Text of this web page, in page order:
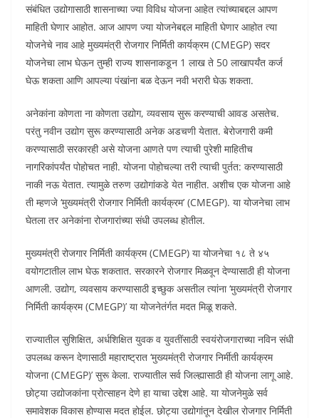
संबंधित उद्योगासाठी शासनाच्या ज्या विविध योजना आहेत त्यांच्याबद्दल आपण
माहिती घेणार आहोत. आज आपण ज्या योजनेबद्दल माहिती घेणार आहोत त्या
योजनेचे नाव आहे मुख्यमंत्री रोजगार निर्मिती कार्यक्रम (CMEGP) सदर
योजनेचा लाभ घेऊन तुम्ही राज्य शासनाकडून 1 लाख ते 50 लाखापर्यंत कर्ज
घेऊ शकता आणि आपल्या पंखांना बळ देऊन नवी भरारी घेऊ शकता.
अनेकांना कोणता ना कोणता उद्योग, व्यवसाय सुरू करण्याची आवड असतेच.
परंतु नवीन उद्योग सुरू करण्यासाठी अनेक अडचणी येतात. बेरोजगारी कमी
करण्यासाठी सरकारही असे योजना आणते पण त्याची पुरेशी माहितीच
नागरिकांपर्यंत पोहोचत नाही. योजना पोहोचल्या तरी त्याची पुर्तत: करण्यासाठी
नाकी नऊ येतात. त्यामुळे तरुण उद्योगांकडे येत नाहीत. अशीच एक योजना आहे
ती म्हणजे ‘मुख्यमंत्री रोजगार निर्मिती कार्यक्रम’ (CMEGP). या योजनेचा लाभ
घेतला तर अनेकांना रोजगारांच्या संधी उपलब्ध होतील.
मुख्यमंत्री रोजगार निर्मिती कार्यक्रम (CMEGP) या योजनेचा १८ ते ४५
वयोगटातील लाभ घेऊ शकतात. सरकारने रोजगार मिळवून देण्यासाठी ही योजना
आणली. उद्योग, व्यवसाय करण्यासाठी इच्छुक असतील‌ त्यांना ‘मुख्यमंत्री रोजगार
निर्मिती कार्यक्रम (CMEGP)’ या योजनेतंर्गत मदत मिळू शकते.
राज्यातील सुशिक्षित, अर्धशिक्षित युवक व युवतींसाठी स्वयंरोजगाराच्या नविन संधी
उपलब्ध करून देणासाठी महाराष्ट्रात ‘मुख्यमंत्री रोजगार निर्मीती कार्यक्रम
योजना (CMEGP)’ सुरू केला. राज्यातील सर्व जिल्ह्यासाठी ही योजना लागू आहे.
छोट्या उद्योजकांना प्रोत्साहन देणे हा याचा उद्देश आहे. या योजनेमुळे सर्व
समावेशक विकास होण्यास मदत होईल. छोट्या उद्योगांतून देखील रोजगार निर्मिती